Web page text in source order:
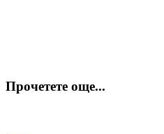
Прочетете още...